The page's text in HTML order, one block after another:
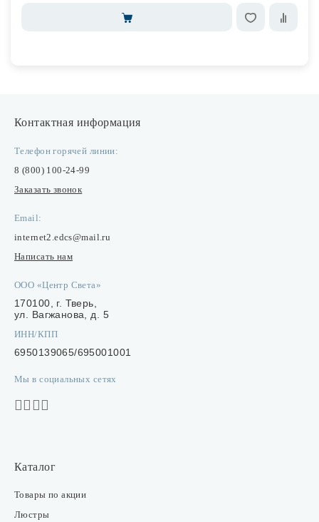
Контактная информация
Телефон горячей линии:
8 (800) 100-24-99
Заказать звонок
Email:
internet2.edcs@mail.ru
Написать нам
ООО «Центр Света»
170100, г. Тверь,
ул. Вагжанова, д. 5
ИНН/КПП
6950139065/695001001
Мы в социальных сетях
Каталог
Товары по акции
Люстры